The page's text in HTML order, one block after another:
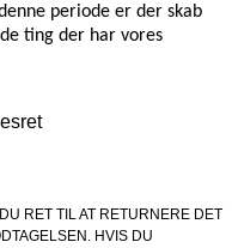
periode er der skab
ting der har vores
RET TIL AT RETURNERE DET
HVIS DU